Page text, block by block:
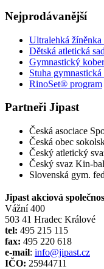
Nejprodávanější
Ultralehká
Dětská atletická
Gymnastický
Stuha
RinoSet® program
Partneři Jipast
Česká asociace
Česká obec
Český atletický
Český svaz Kin-
Slovenská gym.
Jipast akciová
Vážní 400
503 41 Hradec Králové
tel: 495 215 115
fax: 495 220 618
e-mail: info@jipast.cz
IČO: 25944711